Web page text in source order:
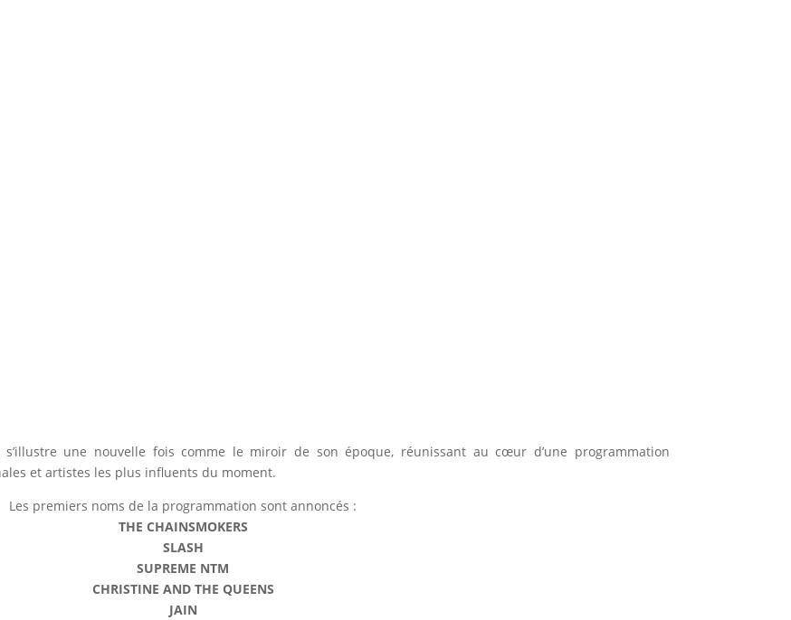
une nouvelle fois comme le miroir de son époque, réunissant au cœur d’une programmation
et artistes les plus influents du moment.
Les premiers noms de la programmation sont annoncés :
THE CHAINSMOKERS
SLASH
SUPREME NTM
CHRISTINE AND THE QUEENS
JAIN